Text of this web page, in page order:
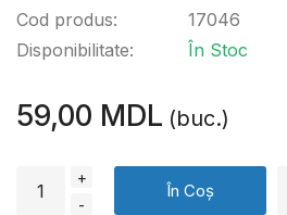
Cod produs:
Disponibilitate:
17046
În Stoc
59,00 MDL (buc.)
+
-
În Coș